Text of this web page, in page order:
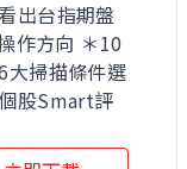
出台指期盤
作方向 ＊10
大掃描條件選
股Smart評